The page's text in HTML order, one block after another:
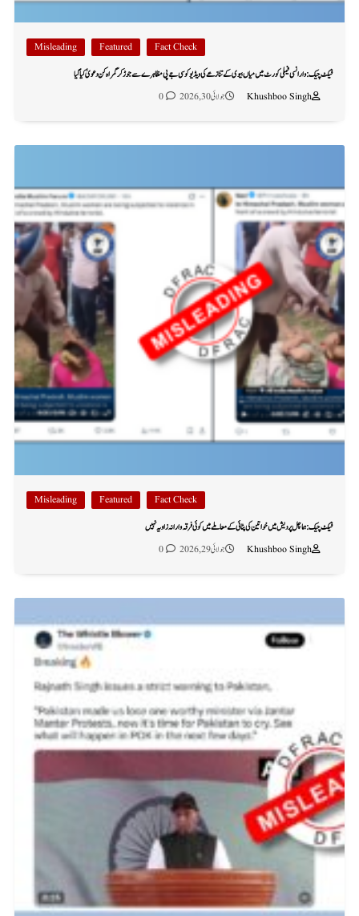
Fact Check
Featured
Misleading
فیکٹ چیک: وارانسی فیملی کورٹ میں میاں بیوی کے تنازعے کی ویڈیو کو سی جے پی مظاہرے سے جوڑ کر گمراہ کن دعویٰ کیا گیا
Khushboo Singh
جولائی 30, 2026 0
Fact Check
Featured
Misleading
فیکٹ چیک: ہماچل پردیش میں خواتین کی پٹائی کے معاملے میں کوئی فرقہ وارانہ زاویہ نہیں
Khushboo Singh
جولائی 29, 2026 0